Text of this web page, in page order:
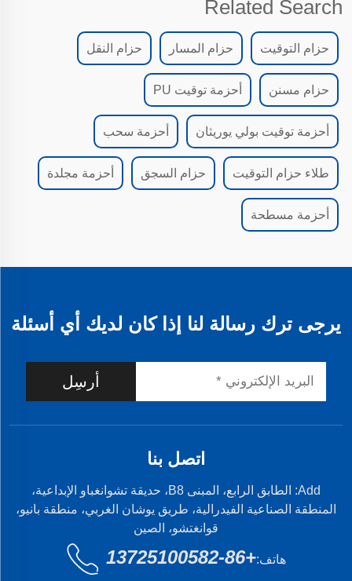
Related Search
حزام التوقيت حزام المسار حزام النقل
حزام مسنن أحزمة توقيت PU
أحزمة توقيت بولي يوريثان أحزمة سحب
طلاء حزام التوقيت حزام السجق أحزمة مجلدة
أحزمة مسطحة
يرجى ترك رسالة لنا إذا كان لديك أي أسئلة
أرسِل
اتصل بنا
Add: الطابق الرابع، المبنى B8، حديقة تشوانغباو الإبداعية،
المنطقة الصناعية الفيدرالية، طريق يوشان الغربي، منطقة بانيو،
قوانغتشو، الصين
هاتف:+86-13725100582